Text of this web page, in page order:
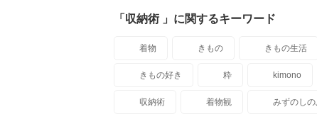
「収納術 」に関するキーワード
着物 きもの きもの生活
きもの好き 粋 kimono
収納術 着物観 みずのし